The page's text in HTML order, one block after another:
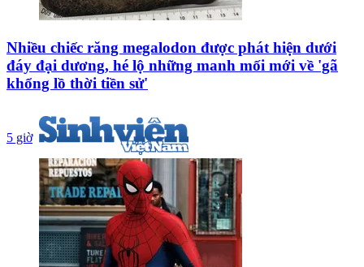
Nhiều chiếc răng megalodon được phát hiện dưới
đáy đại dương, hé lộ những manh mối mới về 'gã
khổng lồ thời tiền sử'
5 giờ